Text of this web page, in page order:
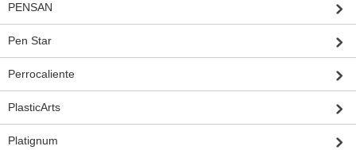
PENSAN
Pen Star
Perrocaliente
PlasticArts
Platignum